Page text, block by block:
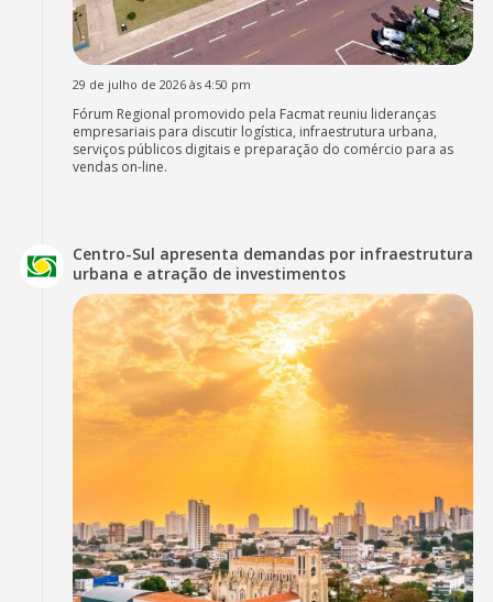
29 de julho de 2026 às 4:50 pm
Fórum Regional promovido pela Facmat reuniu lideranças
empresariais para discutir logística, infraestrutura urbana,
serviços públicos digitais e preparação do comércio para as
vendas on-line.
Centro-Sul apresenta demandas por infraestrutura
urbana e atração de investimentos